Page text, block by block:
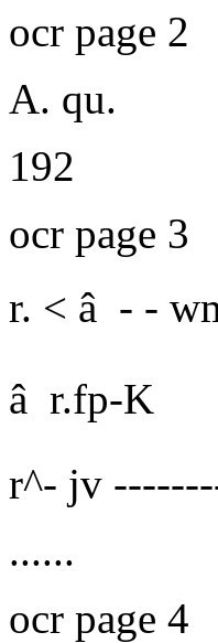
ocr page 2
A. qu.
192
ocr page 3
r. < â - -
â r.fp-K
r^- jv
......
ocr page 4